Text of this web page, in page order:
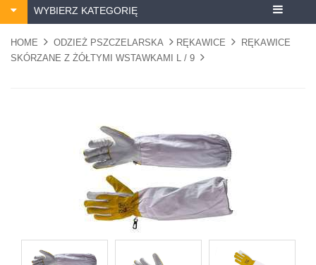
Centrum
WYBIERZ KATEGORIĘ
HOME ODZIEŻ PSZCZELARSKA RĘKAWICE
RĘKAWICE
SKÓRZANE Z ŻÓŁTYMI WSTAWKAMI L / 9